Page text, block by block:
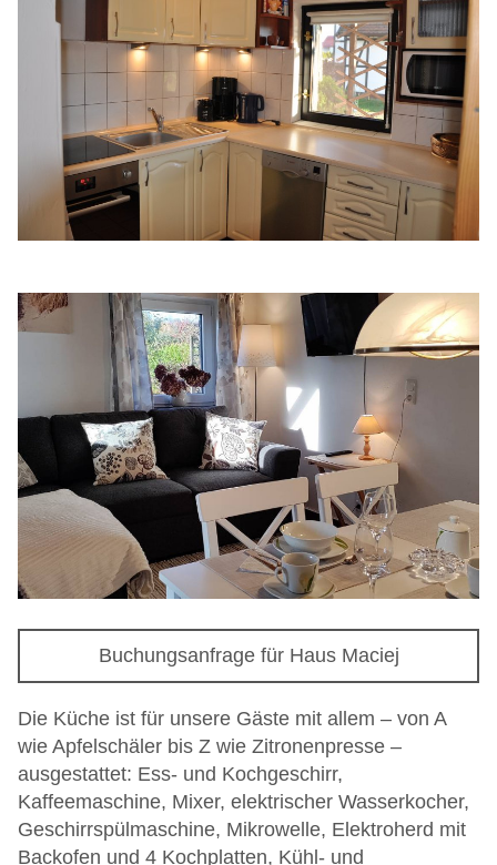
Buchungsanfrage für Haus Maciej
Die Küche ist für unsere Gäste mit allem – von A
wie Apfelschäler bis Z wie Zitronenpresse –
ausgestattet: Ess- und Kochgeschirr,
Kaffeemaschine, Mixer, elektrischer Wasserkocher,
Geschirrspülmaschine, Mikrowelle, Elektroherd mit
Backofen und 4 Kochplatten, Kühl- und